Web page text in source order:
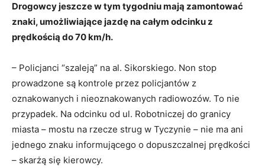
Drogowcy jeszcze w tym tygodniu mają zamontować
znaki, umożliwiające jazdę na całym odcinku z
prędkością do 70 km/h.
– Policjanci “szaleją” na al. Sikorskiego. Non stop
prowadzone są kontrole przez policjantów z
oznakowanych i nieoznakowanych radiowozów. To nie
przypadek. Na odcinku od ul. Robotniczej do granicy
miasta – mostu na rzecze strug w Tyczynie – nie ma ani
jednego znaku informującego o dopuszczalnej prędkości
– skarżą się kierowcy.